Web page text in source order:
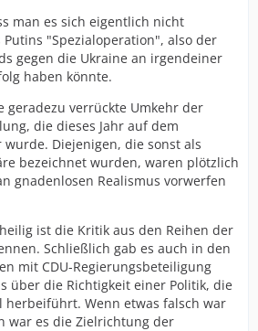
man es sich eigentlich nicht
"Spezialoperation", also der
gegen die Ukraine an irgendeiner
haben könnte.
geradezu verrückte Umkehr der
die dieses Jahr auf dem
Diejenigen, die sonst als
bezeichnet wurden, waren plötzlich
gnadenlosen Realismus vorwerfen
ist die Kritik aus den Reihen der
Schließlich gab es auch in den
mit CDU-Regierungsbeteiligung
über die Richtigkeit einer Politik, die
herbeiführt. Wenn etwas falsch war
war es die Zielrichtung der